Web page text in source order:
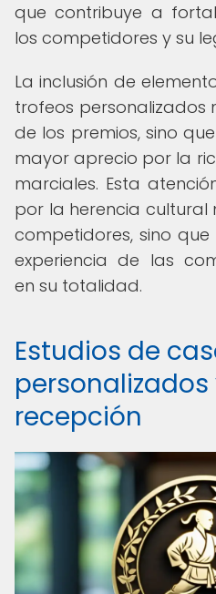
que contribuye a
los competidores y su
La inclusión de
trofeos personalizados
de los premios, sino
mayor aprecio por la
marciales. Esta
por la herencia cultural
competidores, sino
experiencia de las
en su totalidad.
Estudios de
personalizados
recepción